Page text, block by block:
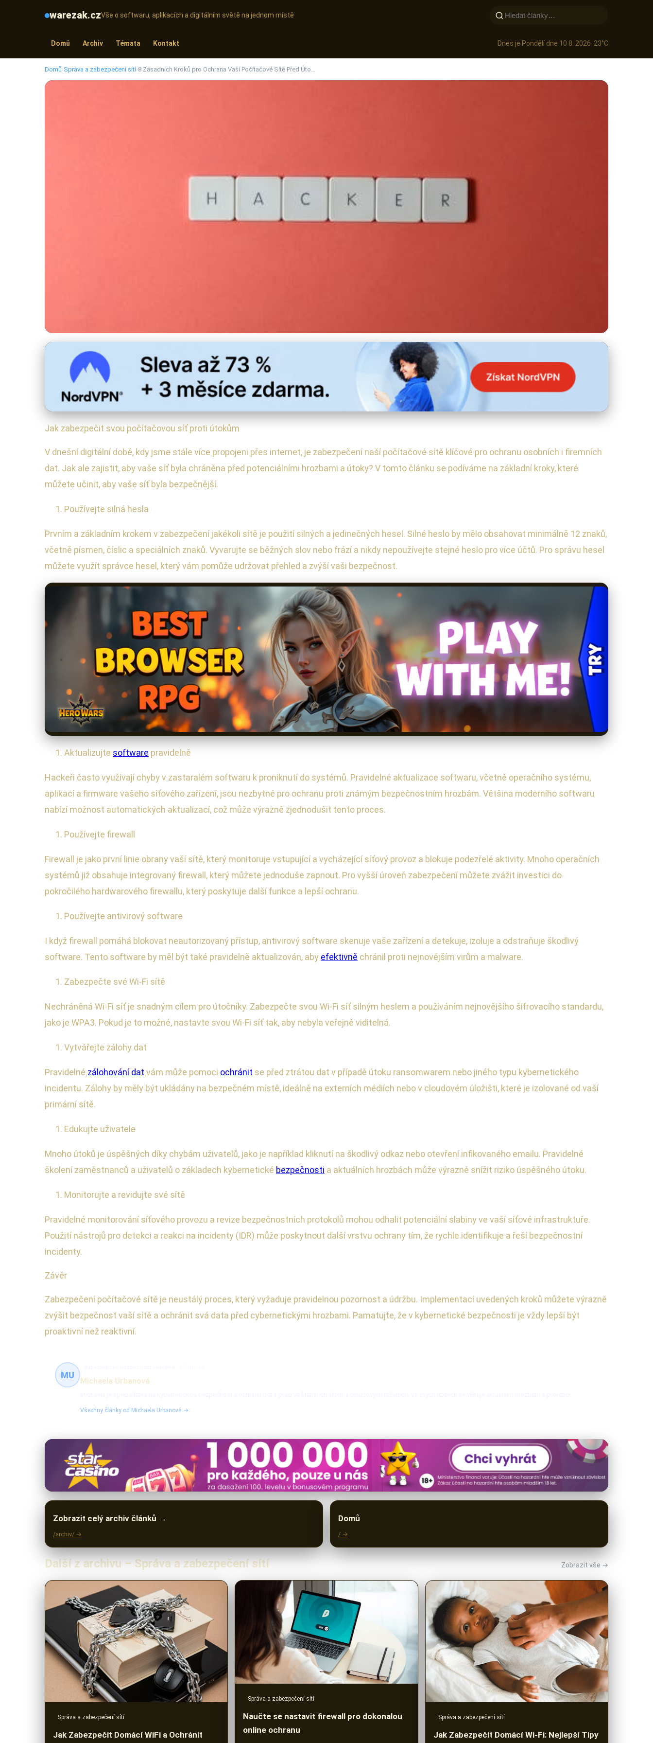
warezak.czVše o softwaru, aplikacích a digitálním světě na jednom místě
Domů Archiv Témata Kontakt Dnes je Pondělí dne 10 8. 2026· 23°C
Domů›Správa a zabezpečení sítí›8 Zásadních Kroků pro Ochrana Vaší Počítačové Sítě Před Úto…
Správa a zabezpečení sítí
8 Zásadních Kroků pro Ochrana Vaší Počítačové Sítě Před Útoky
11. 2. 2026 · 4 min čtení · Autor: Michaela Urbanová
Jak zabezpečit svou počítačovou síť proti útokům
V dnešní digitální době, kdy jsme stále více propojeni přes internet, je zabezpečení naší počítačové sítě klíčové pro ochranu osobních i firemních
dat. Jak ale zajistit, aby vaše síť byla chráněna před potenciálními hrozbami a útoky? V tomto článku se podíváme na základní kroky, které
můžete učinit, aby vaše síť byla bezpečnější.
Používejte silná hesla
Prvním a základním krokem v zabezpečení jakékoli sítě je použití silných a jedinečných hesel. Silné heslo by mělo obsahovat minimálně 12 znaků,
včetně písmen, číslic a speciálních znaků. Vyvarujte se běžných slov nebo frází a nikdy nepoužívejte stejné heslo pro více účtů. Pro správu hesel
můžete využít správce hesel, který vám pomůže udržovat přehled a zvýší vaši bezpečnost.
Aktualizujte software pravidelně
Hackeři často využívají chyby v zastaralém softwaru k proniknutí do systémů. Pravidelné aktualizace softwaru, včetně operačního systému,
aplikací a firmware vašeho síťového zařízení, jsou nezbytné pro ochranu proti známým bezpečnostním hrozbám. Většina moderního softwaru
nabízí možnost automatických aktualizací, což může výrazně zjednodušit tento proces.
Používejte firewall
Firewall je jako první linie obrany vaší sítě, který monitoruje vstupující a vycházející síťový provoz a blokuje podezřelé aktivity. Mnoho operačních
systémů již obsahuje integrovaný firewall, který můžete jednoduše zapnout. Pro vyšší úroveň zabezpečení můžete zvážit investici do
pokročilého hardwarového firewallu, který poskytuje další funkce a lepší ochranu.
Používejte antivirový software
I když firewall pomáhá blokovat neautorizovaný přístup, antivirový software skenuje vaše zařízení a detekuje, izoluje a odstraňuje škodlivý
software. Tento software by měl být také pravidelně aktualizován, aby efektivně chránil proti nejnovějším virům a malware.
Zabezpečte své Wi-Fi sítě
Nechráněná Wi-Fi síť je snadným cílem pro útočníky. Zabezpečte svou Wi-Fi síť silným heslem a používáním nejnovějšího šifrovacího standardu,
jako je WPA3. Pokud je to možné, nastavte svou Wi-Fi síť tak, aby nebyla veřejně viditelná.
Vytvářejte zálohy dat
Pravidelné zálohování dat vám může pomoci ochránit se před ztrátou dat v případě útoku ransomwarem nebo jiného typu kybernetického
incidentu. Zálohy by měly být ukládány na bezpečném místě, ideálně na externích médiích nebo v cloudovém úložišti, které je izolované od vaší
primární sítě.
Edukujte uživatele
Mnoho útoků je úspěšných díky chybám uživatelů, jako je například kliknutí na škodlivý odkaz nebo otevření infikovaného emailu. Pravidelné
školení zaměstnanců a uživatelů o základech kybernetické bezpečnosti a aktuálních hrozbách může výrazně snížit riziko úspěšného útoku.
Monitorujte a revidujte své sítě
Pravidelné monitorování síťového provozu a revize bezpečnostních protokolů mohou odhalit potenciální slabiny ve vaší síťové infrastruktuře.
Použití nástrojů pro detekci a reakci na incidenty (IDR) může poskytnout další vrstvu ochrany tím, že rychle identifikuje a řeší bezpečnostní
incidenty.
Závěr
Zabezpečení počítačové sítě je neustálý proces, který vyžaduje pravidelnou pozornost a údržbu. Implementací uvedených kroků můžete výrazně
zvýšit bezpečnost vaší sítě a ochránit svá data před cybernetickými hrozbami. Pamatujte, že v kybernetické bezpečnosti je vždy lepší být
proaktivní než reaktivní.
MU
Michaela Urbanová
Všechny články od Michaela Urbanová →
Zobrazit celý archiv článků →
/archiv/ →
Domů
/ →
Další z archivu – Správa a zabezpečení sítí Zobrazit vše →
Správa a zabezpečení sítí
Jak Zabezpečit Domácí WiFi a Ochránit
Správa a zabezpečení sítí
Naučte se nastavit firewall pro dokonalou
online ochranu
Správa a zabezpečení sítí
Jak Zabezpečit Domácí Wi-Fi: Nejlepší Tipy